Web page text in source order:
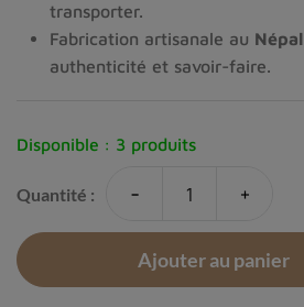
transporter.
Fabrication artisanale au Népal
authenticité et savoir-faire.
Disponible : 3 produits
Quantité : - +
Ajouter au panier